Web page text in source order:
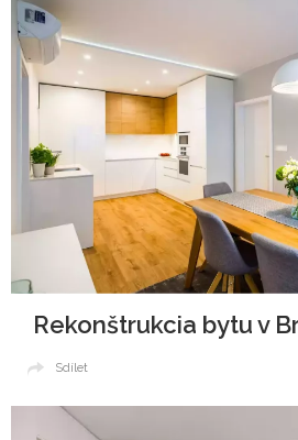
Rekonštrukcia bytu v
Sdílet